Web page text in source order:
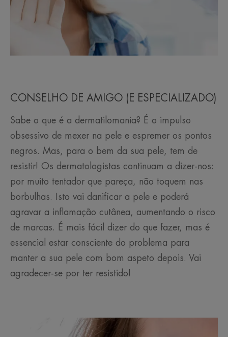
CONSELHO DE AMIGO (E ESPECIALIZADO)
Sabe o que é a dermatilomania? É o impulso
obsessivo de mexer na pele e espremer os pontos
negros. Mas, para o bem da sua pele, tem de
resistir! Os dermatologistas continuam a dizer-nos:
por muito tentador que pareça, não toquem nas
borbulhas. Isto vai danificar a pele e poderá
agravar a inflamação cutânea, aumentando o risco
de marcas. É mais fácil dizer do que fazer, mas é
essencial estar consciente do problema para
manter a sua pele com bom aspeto depois. Vai
agradecer-se por ter resistido!